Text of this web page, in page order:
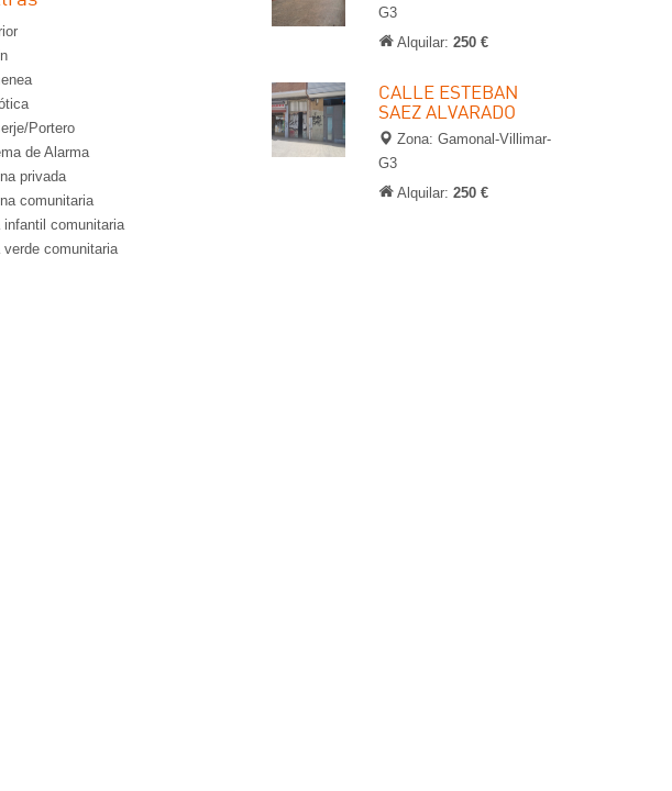
Portero
de Alarma
privada
comunitaria
infantil comunitaria
verde comunitaria
G3
Alquilar: 250 €
CALLE ESTEBAN
SAEZ ALVARADO
Zona: Gamonal-Villimar-
G3
Alquilar: 250 €